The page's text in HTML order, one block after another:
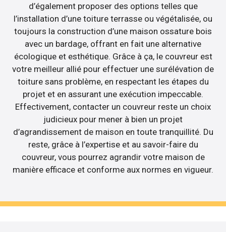
d’également proposer des options telles que
l’installation d’une toiture terrasse ou végétalisée, ou
toujours la construction d’une maison ossature bois
avec un bardage, offrant en fait une alternative
écologique et esthétique. Grâce à ça, le couvreur est
votre meilleur allié pour effectuer une surélévation de
toiture sans problème, en respectant les étapes du
projet et en assurant une exécution impeccable.
Effectivement, contacter un couvreur reste un choix
judicieux pour mener à bien un projet
d’agrandissement de maison en toute tranquillité. Du
reste, grâce à l’expertise et au savoir-faire du
couvreur, vous pourrez agrandir votre maison de
manière efficace et conforme aux normes en vigueur.